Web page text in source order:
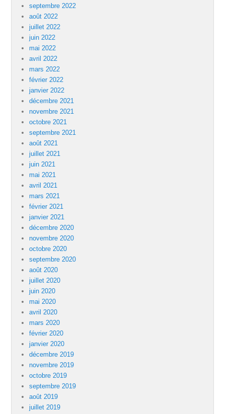
septembre 2022
août 2022
juillet 2022
juin 2022
mai 2022
avril 2022
mars 2022
février 2022
janvier 2022
décembre 2021
novembre 2021
octobre 2021
septembre 2021
août 2021
juillet 2021
juin 2021
mai 2021
avril 2021
mars 2021
février 2021
janvier 2021
décembre 2020
novembre 2020
octobre 2020
septembre 2020
août 2020
juillet 2020
juin 2020
mai 2020
avril 2020
mars 2020
février 2020
janvier 2020
décembre 2019
novembre 2019
octobre 2019
septembre 2019
août 2019
juillet 2019